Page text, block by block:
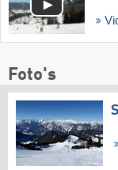
Foto's